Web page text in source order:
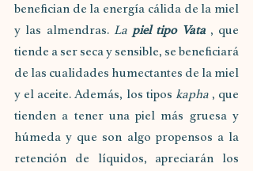
benefician de la energía cálida de la miel
y las almendras. La piel tipo Vata , que
tiende a ser seca y sensible, se beneficiará
de las cualidades humectantes de la miel
y el aceite. Además, los tipos kapha , que
tienden a tener una piel más gruesa y
húmeda y que son algo propensos a la
retención de líquidos, apreciarán los